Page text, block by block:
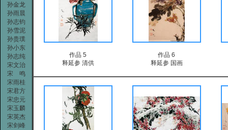
孙金龙
孙雨晨
孙志钧
孙雪泥
孙贵璞
孙小东
孙志纯
宋文治
宋 鸣
宋雨桂
宋君方
宋忠元
宋玉麟
宋英杰
宋剑峰
作品 5
作品 6
释延参 清供
释延参 国画